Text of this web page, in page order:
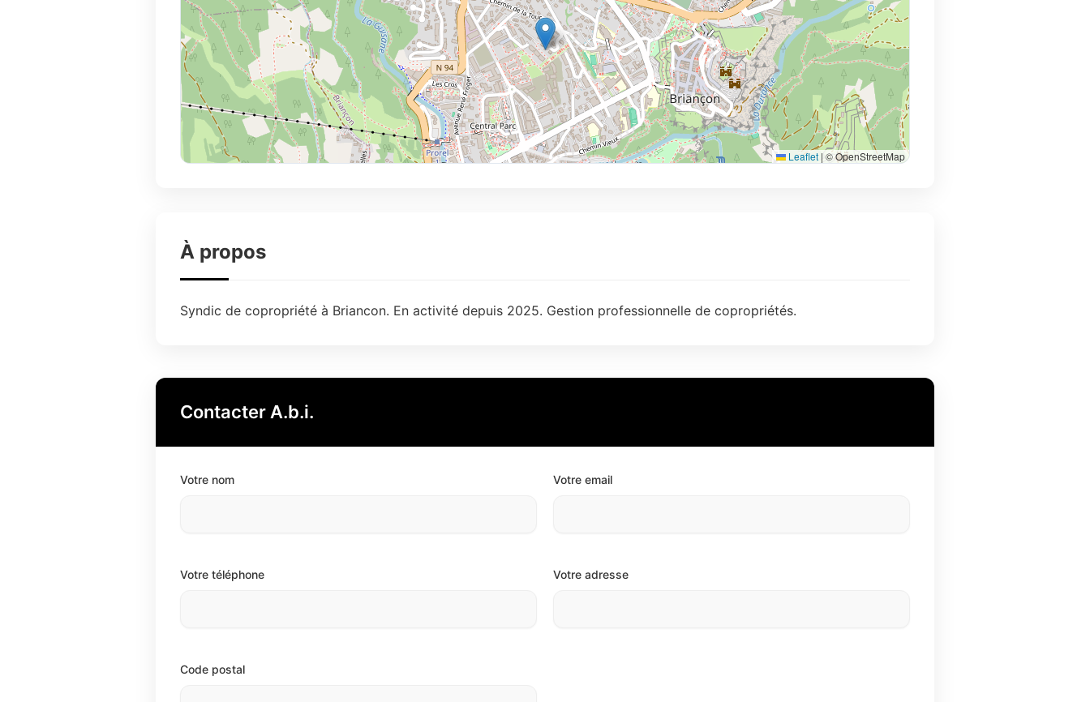
Leaflet | © OpenStreetMap
À propos
Syndic de copropriété à Briancon. En activité depuis 2025. Gestion professionnelle de copropriétés.
Contacter A.b.i.
Votre nom Votre email
Votre téléphone Votre adresse
Code postal